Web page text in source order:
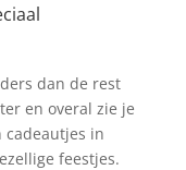
dan de rest
en overal zie je
cadeautjes in
feestjes.